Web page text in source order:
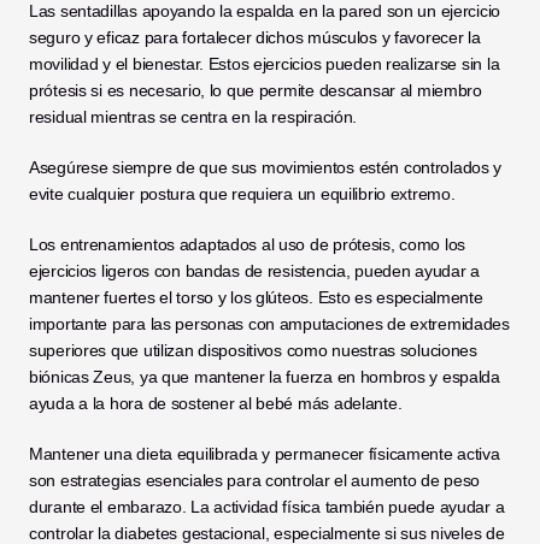
Las sentadillas apoyando la espalda en la pared son un ejercicio
seguro y eficaz para fortalecer dichos músculos y favorecer la
movilidad y el bienestar. Estos ejercicios pueden realizarse sin la
prótesis si es necesario, lo que permite descansar al miembro
residual mientras se centra en la respiración.
Asegúrese siempre de que sus movimientos estén controlados y
evite cualquier postura que requiera un equilibrio extremo.
Los entrenamientos adaptados al uso de prótesis, como los
ejercicios ligeros con bandas de resistencia, pueden ayudar a
mantener fuertes el torso y los glúteos. Esto es especialmente
importante para las personas con amputaciones de extremidades
superiores que utilizan dispositivos como nuestras soluciones
biónicas Zeus, ya que mantener la fuerza en hombros y espalda
ayuda a la hora de sostener al bebé más adelante.
Mantener una dieta equilibrada y permanecer físicamente activa
son estrategias esenciales para controlar el aumento de peso
durante el embarazo. La actividad física también puede ayudar a
controlar la diabetes gestacional, especialmente si sus niveles de